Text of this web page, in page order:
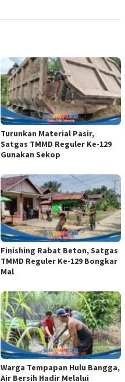
Turunkan Material Pasir,
Satgas TMMD Reguler Ke-129
Gunakan Sekop
Finishing Rabat Beton, Satgas
TMMD Reguler Ke-129 Bongkar
Mal
Warga Tempapan Hulu Bangga,
Air Bersih Hadir Melalui